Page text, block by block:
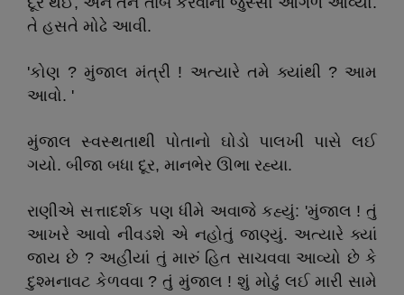
તે હસતે મોઢે આવી.
'કોણ ? મુંજાલ મંત્રી ! અત્યારે તમે ક્યાંથી ? આમ
આવો. '
મુંજાલ સ્વસ્થતાથી પોતાનો ઘોડો પાલખી પાસે લઈ
ગયો. બીજા બધા દૂર, માનભેર ઊભા રહ્યા.
રાણીએ સત્તાદર્શક પણ ધીમે અવાજે કહ્યું: 'મુંજાલ ! તું
આખરે આવો નીવડશે એ નહોતું જાણ્યું. અત્યારે ક્યાં
જાય છે ? અહીંયાં તું મારું હિત સાચવવા આવ્યો છે કે
દુશ્મનાવટ કેળવવા ? તું મુંજાલ ! શું મોઢું લઈ મારી સામે